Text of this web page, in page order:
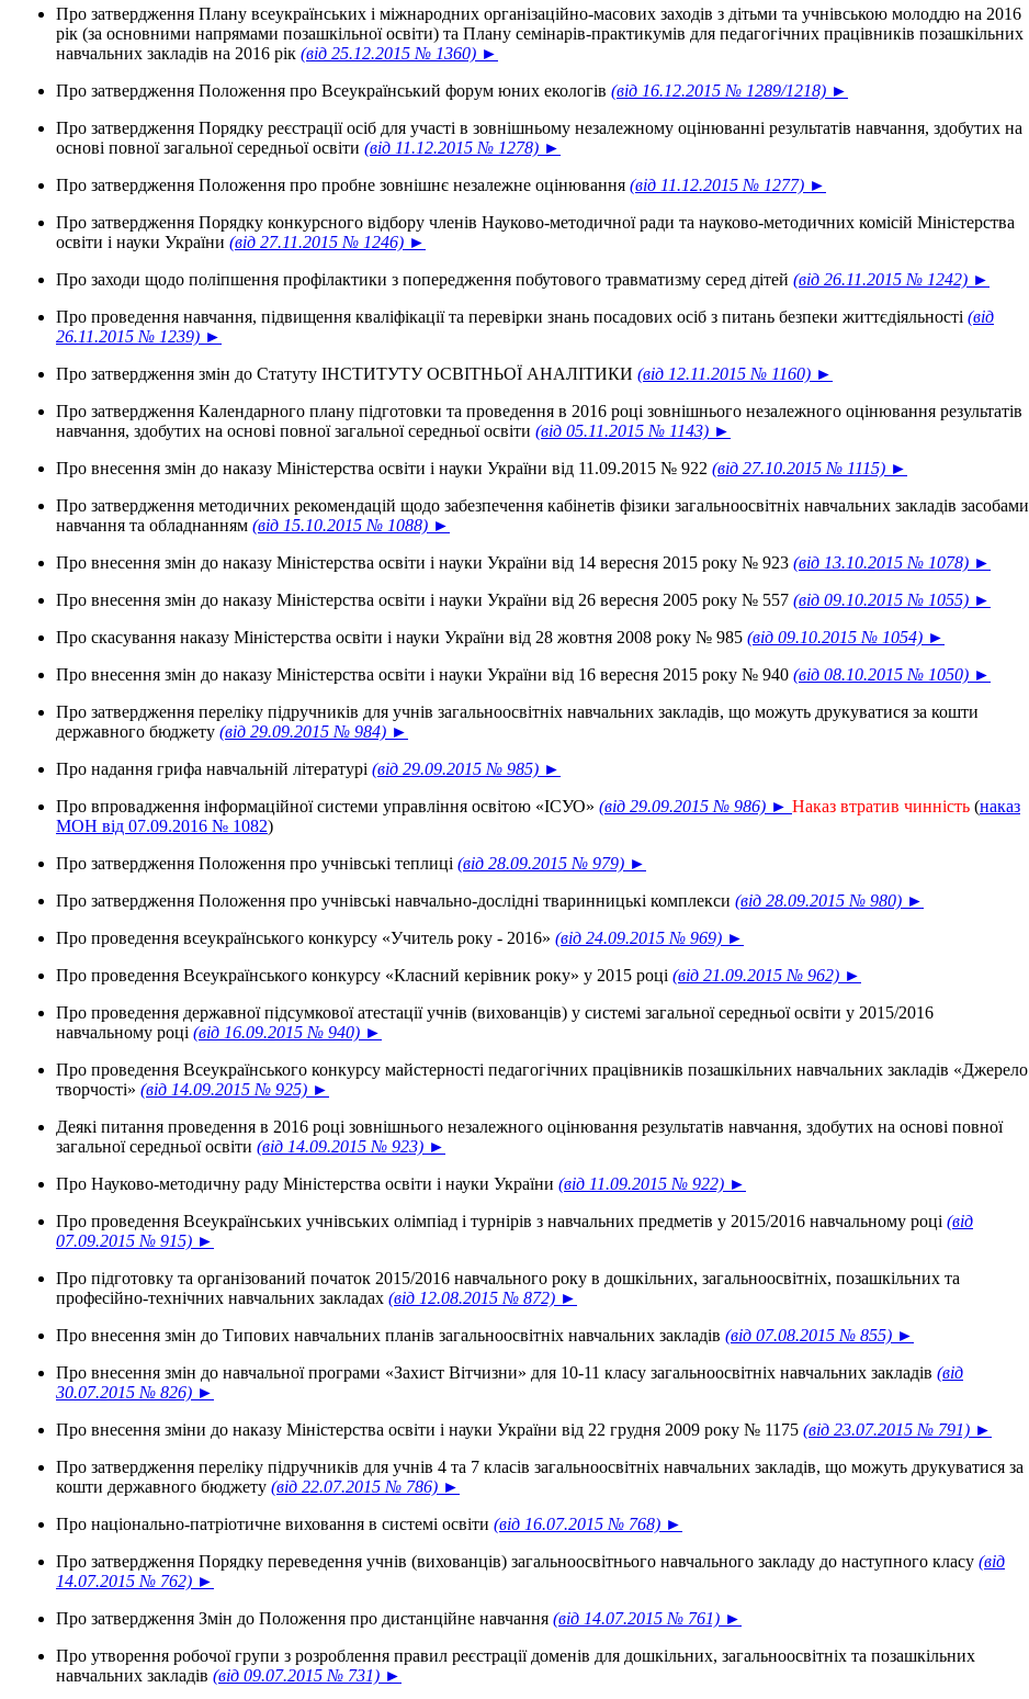
Про затвердження Плану всеукраїнських і міжнародних організаційно-масових заходів з дітьми та учнівською молоддю на 2016
рік (за основними напрямами позашкільної освіти) та Плану семінарів-практикумів для педагогічних працівників позашкільних
навчальних закладів на 2016 рік (від 25.12.2015 № 1360) ►
Про затвердження Положення про Всеукраїнський форум юних екологів (від 16.12.2015 № 1289/1218) ►
Про затвердження Порядку реєстрації осіб для участі в зовнішньому незалежному оцінюванні результатів навчання, здобутих на
основі повної загальної середньої освіти (від 11.12.2015 № 1278) ►
Про затвердження Положення про пробне зовнішнє незалежне оцінювання (від 11.12.2015 № 1277) ►
Про затвердження Порядку конкурсного відбору членів Науково-методичної ради та науково-методичних комісій Міністерства
освіти і науки України (від 27.11.2015 № 1246) ►
Про заходи щодо поліпшення профілактики з попередження побутового травматизму серед дітей (від 26.11.2015 № 1242) ►
Про проведення навчання, підвищення кваліфікації та перевірки знань посадових осіб з питань безпеки життєдіяльності (від
26.11.2015 № 1239) ►
Про затвердження змін до Статуту ІНСТИТУТУ ОСВІТНЬОЇ АНАЛІТИКИ (від 12.11.2015 № 1160) ►
Про затвердження Календарного плану підготовки та проведення в 2016 році зовнішнього незалежного оцінювання результатів
навчання, здобутих на основі повної загальної середньої освіти (від 05.11.2015 № 1143) ►
Про внесення змін до наказу Міністерства освіти і науки України від 11.09.2015 № 922 (від 27.10.2015 № 1115) ►
Про затвердження методичних рекомендацій щодо забезпечення кабінетів фізики загальноосвітніх навчальних закладів засобами
навчання та обладнанням (від 15.10.2015 № 1088) ►
Про внесення змін до наказу Міністерства освіти і науки України від 14 вересня 2015 року № 923 (від 13.10.2015 № 1078) ►
Про внесення змін до наказу Міністерства освіти і науки України від 26 вересня 2005 року № 557 (від 09.10.2015 № 1055) ►
Про скасування наказу Міністерства освіти і науки України від 28 жовтня 2008 року № 985 (від 09.10.2015 № 1054) ►
Про внесення змін до наказу Міністерства освіти і науки України від 16 вересня 2015 року № 940 (від 08.10.2015 № 1050) ►
Про затвердження переліку підручників для учнів загальноосвітніх навчальних закладів, що можуть друкуватися за кошти
державного бюджету (від 29.09.2015 № 984) ►
Про надання грифа навчальній літературі (від 29.09.2015 № 985) ►
Про впровадження інформаційної системи управління освітою «ІСУО» (від 29.09.2015 № 986) ► Наказ втратив чинність (наказ
МОН від 07.09.2016 № 1082)
Про затвердження Положення про учнівські теплиці (від 28.09.2015 № 979) ►
Про затвердження Положення про учнівські навчально-дослідні тваринницькі комплекси (від 28.09.2015 № 980) ►
Про проведення всеукраїнського конкурсу «Учитель року - 2016» (від 24.09.2015 № 969) ►
Про проведення Всеукраїнського конкурсу «Класний керівник року» у 2015 році (від 21.09.2015 № 962) ►
Про проведення державної підсумкової атестації учнів (вихованців) у системі загальної середньої освіти у 2015/2016
навчальному році (від 16.09.2015 № 940) ►
Про проведення Всеукраїнського конкурсу майстерності педагогічних працівників позашкільних навчальних закладів «Джерело
творчості» (від 14.09.2015 № 925) ►
Деякі питання проведення в 2016 році зовнішнього незалежного оцінювання результатів навчання, здобутих на основі повної
загальної середньої освіти (від 14.09.2015 № 923) ►
Про Науково-методичну раду Міністерства освіти і науки України (від 11.09.2015 № 922) ►
Про проведення Всеукраїнських учнівських олімпіад і турнірів з навчальних предметів у 2015/2016 навчальному році (від
07.09.2015 № 915) ►
Про підготовку та організований початок 2015/2016 навчального року в дошкільних, загальноосвітніх, позашкільних та
професійно-технічних навчальних закладах (від 12.08.2015 № 872) ►
Про внесення змін до Типових навчальних планів загальноосвітніх навчальних закладів (від 07.08.2015 № 855) ►
Про внесення змін до навчальної програми «Захист Вітчизни» для 10-11 класу загальноосвітніх навчальних закладів (від
30.07.2015 № 826) ►
Про внесення зміни до наказу Міністерства освіти і науки України від 22 грудня 2009 року № 1175 (від 23.07.2015 № 791) ►
Про затвердження переліку підручників для учнів 4 та 7 класів загальноосвітніх навчальних закладів, що можуть друкуватися за
кошти державного бюджету (від 22.07.2015 № 786) ►
Про національно-патріотичне виховання в системі освіти (від 16.07.2015 № 768) ►
Про затвердження Порядку переведення учнів (вихованців) загальноосвітнього навчального закладу до наступного класу (від
14.07.2015 № 762) ►
Про затвердження Змін до Положення про дистанційне навчання (від 14.07.2015 № 761) ►
Про утворення робочої групи з розроблення правил реєстрації доменів для дошкільних, загальноосвітніх та позашкільних
навчальних закладів (від 09.07.2015 № 731) ►